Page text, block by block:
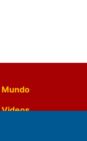
Mundo
Videos